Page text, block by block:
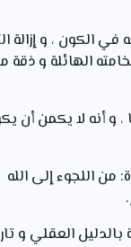
في الكون ، و
الهائلة و
و أنه لا يكمن أن
اللجوء إلى
العقلي و